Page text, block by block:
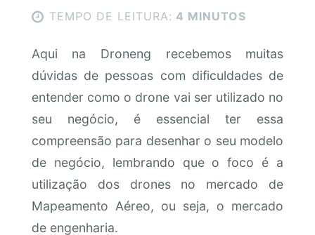
TEMPO DE LEITURA: 4 MINUTOS
Aqui na Droneng recebemos muitas
dúvidas de pessoas com dificuldades de
entender como o drone vai ser utilizado no
seu negócio, é essencial ter essa
compreensão para desenhar o seu modelo
de negócio, lembrando que o foco é a
utilização dos drones no mercado de
Mapeamento Aéreo, ou seja, o mercado
de engenharia.